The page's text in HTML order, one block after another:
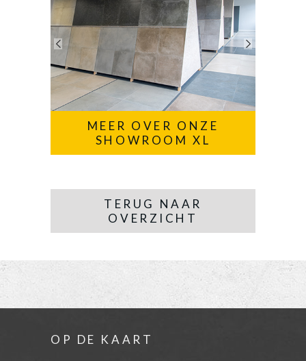
MEER OVER ONZE
SHOWROOM XL
TERUG NAAR
OVERZICHT
OP DE KAART